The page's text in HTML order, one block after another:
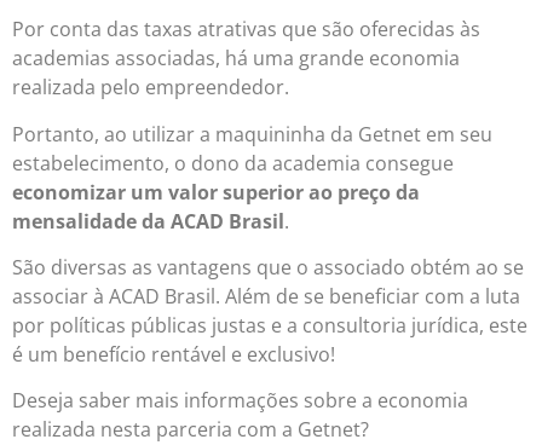
Por conta das taxas atrativas que são oferecidas às
academias associadas, há uma grande economia
realizada pelo empreendedor.
Portanto, ao utilizar a maquininha da Getnet em seu
estabelecimento, o dono da academia consegue
economizar um valor superior ao preço da
mensalidade da ACAD Brasil.
São diversas as vantagens que o associado obtém ao se
associar à ACAD Brasil. Além de se beneficiar com a luta
por políticas públicas justas e a consultoria jurídica, este
é um benefício rentável e exclusivo!
Deseja saber mais informações sobre a economia
realizada nesta parceria com a Getnet?